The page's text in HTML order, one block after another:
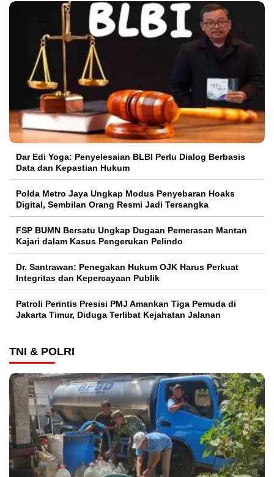
Dar Edi Yoga: Penyelesaian BLBI Perlu Dialog Berbasis
Data dan Kepastian Hukum
Polda Metro Jaya Ungkap Modus Penyebaran Hoaks
Digital, Sembilan Orang Resmi Jadi Tersangka
FSP BUMN Bersatu Ungkap Dugaan Pemerasan Mantan
Kajari dalam Kasus Pengerukan Pelindo
Dr. Santrawan: Penegakan Hukum OJK Harus Perkuat
Integritas dan Kepercayaan Publik
Patroli Perintis Presisi PMJ Amankan Tiga Pemuda di
Jakarta Timur, Diduga Terlibat Kejahatan Jalanan
TNI & POLRI